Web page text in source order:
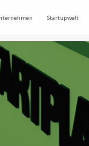
Startupwelt